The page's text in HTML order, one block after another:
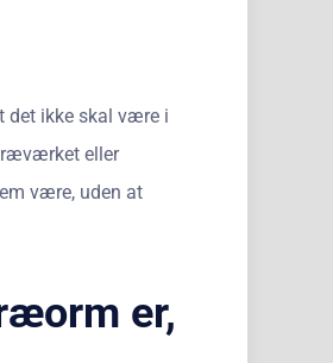
det ikke skal være i
eller
være, uden at
er,